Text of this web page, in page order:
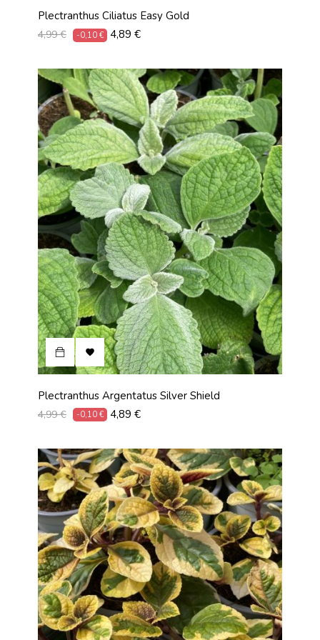
Plectranthus Ciliatus Easy Gold
Prix
4,99 € -0,10 € Prix
4,89 €

Plectranthus Argentatus Silver Shield
Prix
4,99 € -0,10 € Prix
4,89 €